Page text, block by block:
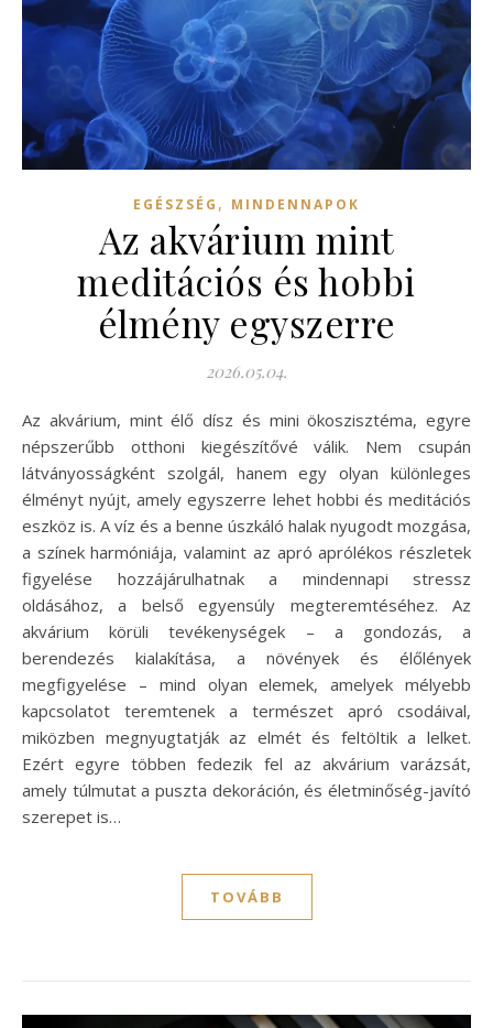
EGÉSZSÉG , MINDENNAPOK
Az akvárium mint
meditációs és hobbi
élmény egyszerre
2026.05.04.
Az akvárium, mint élő dísz és mini ökoszisztéma, egyre
népszerűbb otthoni kiegészítővé válik. Nem csupán
látványosságként szolgál, hanem egy olyan különleges
élményt nyújt, amely egyszerre lehet hobbi és meditációs
eszköz is. A víz és a benne úszkáló halak nyugodt mozgása,
a színek harmóniája, valamint az apró aprólékos részletek
figyelése hozzájárulhatnak a mindennapi stressz
oldásához, a belső egyensúly megteremtéséhez. Az
akvárium körüli tevékenységek – a gondozás, a
berendezés kialakítása, a növények és élőlények
megfigyelése – mind olyan elemek, amelyek mélyebb
kapcsolatot teremtenek a természet apró csodáival,
miközben megnyugtatják az elmét és feltöltik a lelket.
Ezért egyre többen fedezik fel az akvárium varázsát,
amely túlmutat a puszta dekoráción, és életminőség-javító
szerepet is…
TOVÁBB